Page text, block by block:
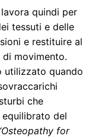
quindi per
tessuti e delle
e restituire al
movimento.
utilizzato quando
che
del
for